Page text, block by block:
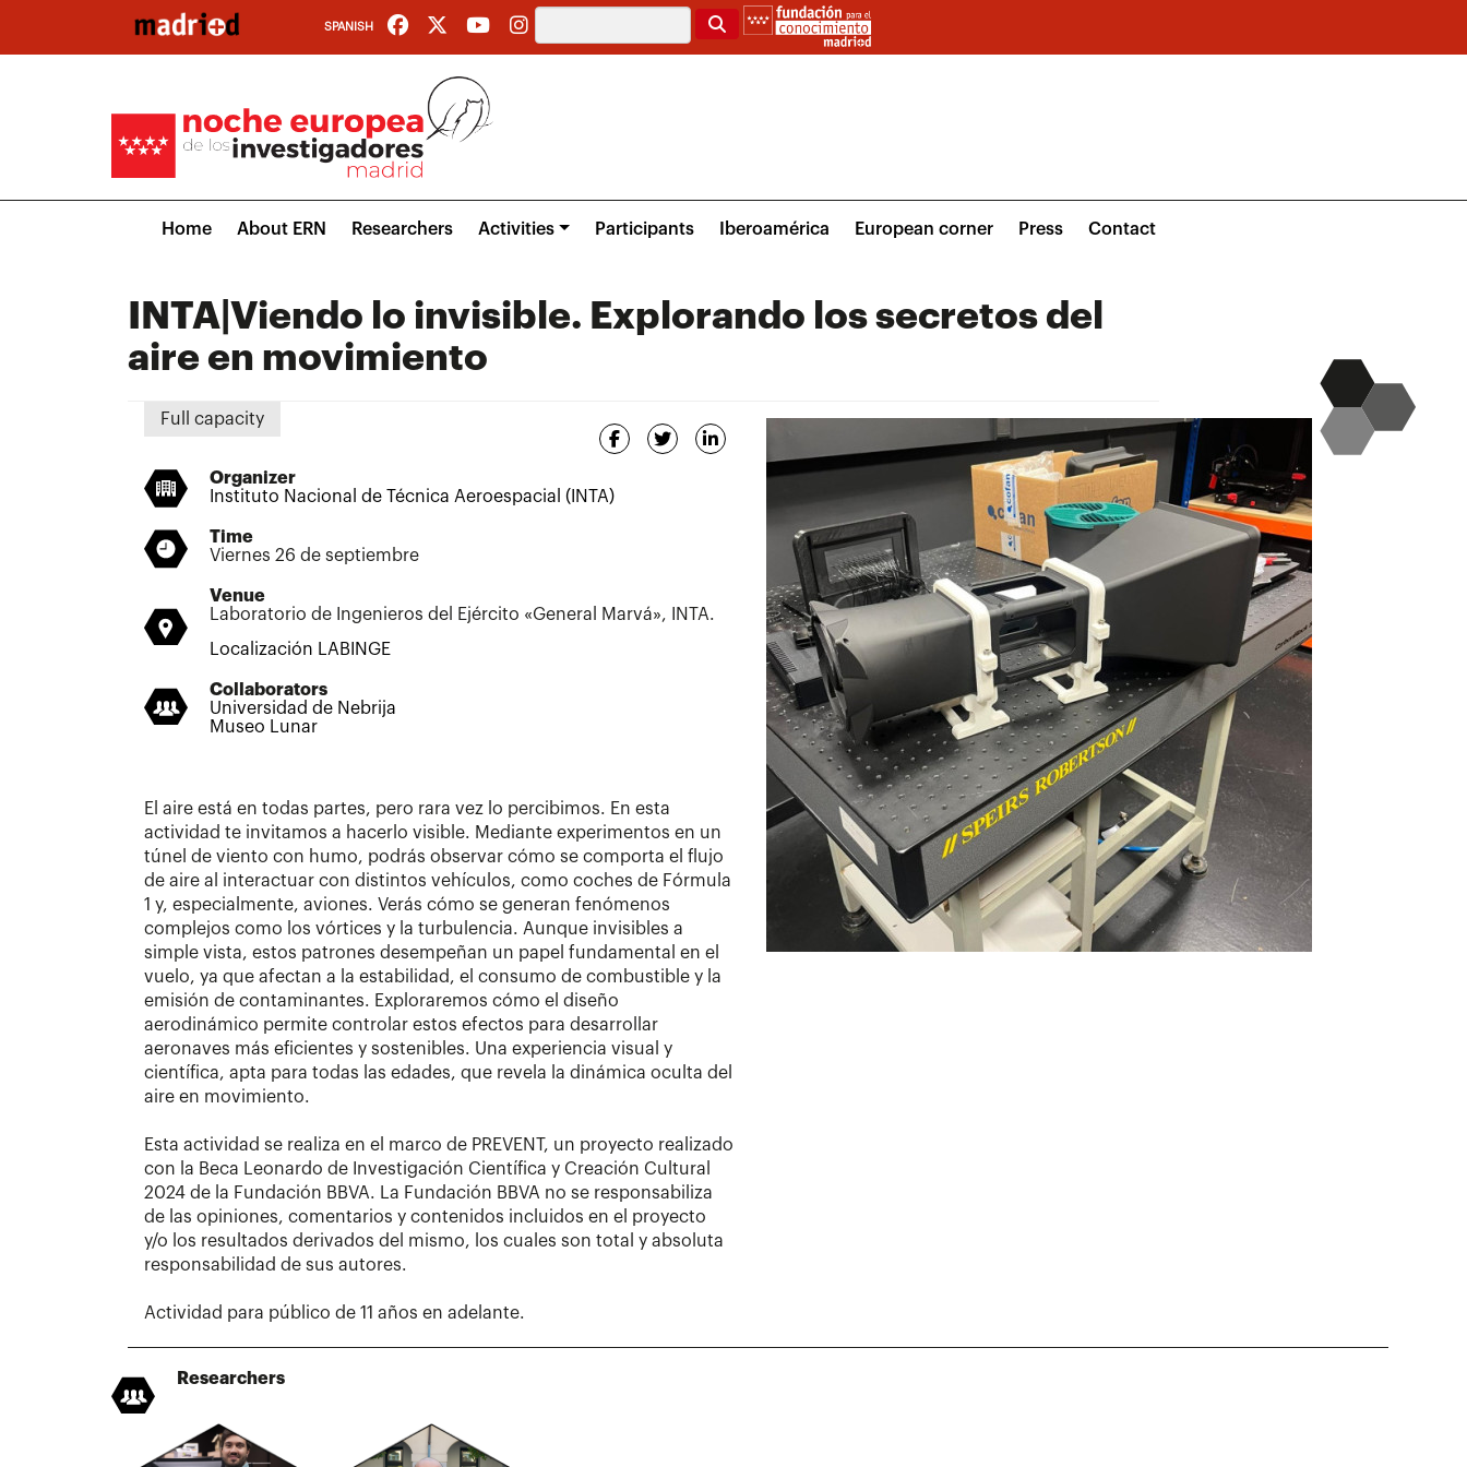
main
SPANISH Search
navigation
Home About ERN Researchers Activities Participants Iberoamérica European corner Press Contact
INTA|Viendo lo invisible. Explorando los secretos del
aire en movimiento
Full capacity
Organizer
Instituto Nacional de Técnica Aeroespacial (INTA)
Time
Viernes 26 de septiembre
Venue
Laboratorio de Ingenieros del Ejército «General Marvá», INTA.
Localización LABINGE
Collaborators
Universidad de Nebrija
Museo Lunar
El aire está en todas partes, pero rara vez lo percibimos. En esta
actividad te invitamos a hacerlo visible. Mediante experimentos en un
túnel de viento con humo, podrás observar cómo se comporta el flujo
de aire al interactuar con distintos vehículos, como coches de Fórmula
1 y, especialmente, aviones. Verás cómo se generan fenómenos
complejos como los vórtices y la turbulencia. Aunque invisibles a
simple vista, estos patrones desempeñan un papel fundamental en el
vuelo, ya que afectan a la estabilidad, el consumo de combustible y la
emisión de contaminantes. Exploraremos cómo el diseño
aerodinámico permite controlar estos efectos para desarrollar
aeronaves más eficientes y sostenibles. Una experiencia visual y
científica, apta para todas las edades, que revela la dinámica oculta del
aire en movimiento.
Esta actividad se realiza en el marco de PREVENT, un proyecto realizado
con la Beca Leonardo de Investigación Científica y Creación Cultural
2024 de la Fundación BBVA. La Fundación BBVA no se responsabiliza
de las opiniones, comentarios y contenidos incluidos en el proyecto
y/o los resultados derivados del mismo, los cuales son total y absoluta
responsabilidad de sus autores.
Actividad para público de 11 años en adelante.
Researchers